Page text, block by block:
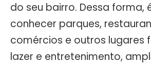
do seu bairro. Dessa forma,
conhecer parques,
comércios e outros lugares
lazer e entretenimento,